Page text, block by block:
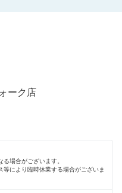
ーク店
場合がございます。
により臨時休業する場合がございま